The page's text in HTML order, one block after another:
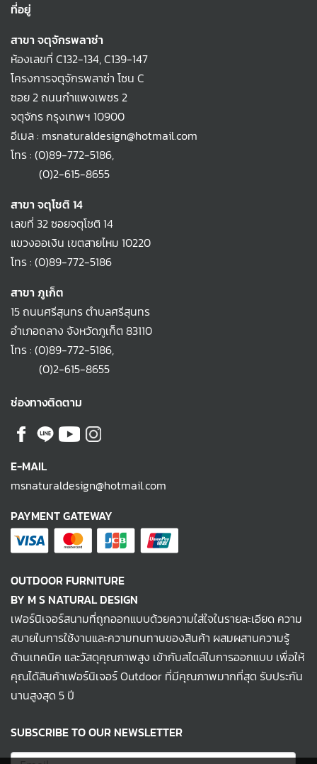
ที่อยู่
สาขา จตุจักรพลาซ่า
ห้องเลขที่ C132-134, C139-147
โครงการจตุจักรพลาซ่า โซน C
ซอย 2 ถนนกำแพงเพชร 2
จตุจักร กรุงเทพฯ 10900
อีเมล : msnaturaldesign@hotmail.com
โทร : (0)89-772-5186,
(0)2-615-8655
สาขา จตุโชติ 14
เลขที่ 32 ซอยจตุโชติ 14
แขวงออเงิน เขตสายไหม 10220
โทร : (0)89-772-5186
สาขา ภูเก็ต
15 ถนนศรีสุนทร ตำบลศรีสุนทร
อำเภอถลาง จังหวัดภูเก็ต 83110
โทร : (0)89-772-5186,
(0)2-615-8655
ช่องทางติดตาม
E-MAIL
msnaturaldesign@hotmail.com
PAYMENT GATEWAY
OUTDOOR FURNITURE
BY M S NATURAL DESIGN
เฟอร์นิเจอร์สนามที่ถูกออกแบบด้วยความใส่ใจในรายละเอียด ความ
สบายในการใช้งานและความทนทานของสินค้า ผสมผสานความรู้
ด้านเทคนิค และวัสดุคุณภาพสูง เข้ากับสไตล์ในการออกแบบ เพื่อให้
คุณได้สินค้าเฟอร์นิเจอร์ Outdoor ที่มีคุณภาพมากที่สุด รับประกัน
นานสูงสุด 5 ปี
SUBSCRIBE TO OUR NEWSLETTER